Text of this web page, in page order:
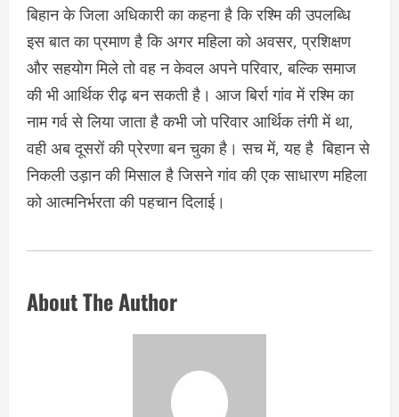
बिहान के जिला अधिकारी का कहना है कि रश्मि की उपलब्धि
इस बात का प्रमाण है कि अगर महिला को अवसर, प्रशिक्षण
और सहयोग मिले तो वह न केवल अपने परिवार, बल्कि समाज
की भी आर्थिक रीढ़ बन सकती है। आज बिर्रा गांव में रश्मि का
नाम गर्व से लिया जाता है कभी जो परिवार आर्थिक तंगी में था,
वही अब दूसरों की प्रेरणा बन चुका है। सच में, यह है बिहान से
निकली उड़ान की मिसाल है जिसने गांव की एक साधारण महिला
को आत्मनिर्भरता की पहचान दिलाई।
About The Author